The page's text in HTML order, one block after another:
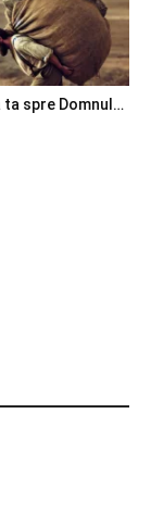
ta spre Domnul…